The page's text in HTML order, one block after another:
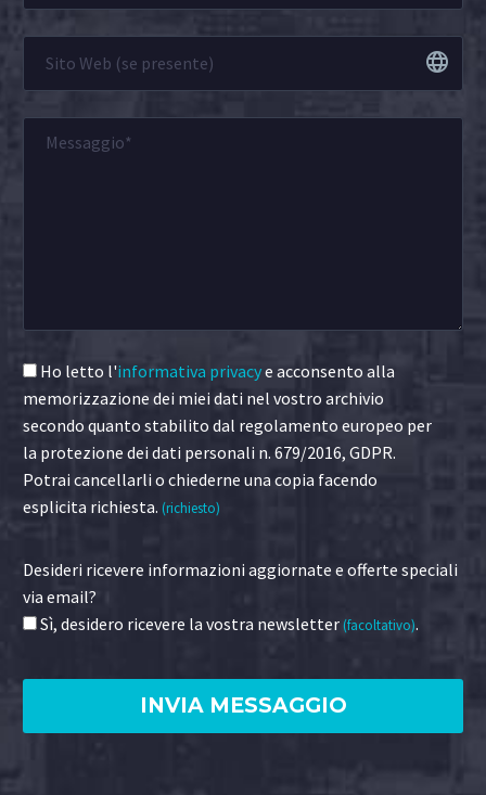
Ho letto l'informativa privacye acconsento alla
memorizzazione dei miei dati nel vostro archivio
secondo quanto stabilito dal regolamento europeo per
la protezione dei dati personali n. 679/2016, GDPR.
Potrai cancellarli o chiederne una copia facendo
esplicita richiesta. (richiesto)
Desideri ricevere informazioni aggiornate e offerte speciali
via email?
Sì, desidero ricevere la vostra newsletter(facoltativo).